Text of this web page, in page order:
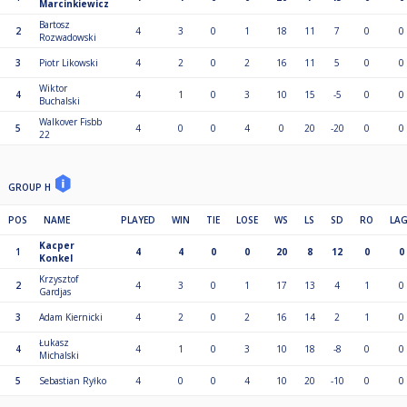
Marcinkiewicz
2
Bartosz
Rozwadowski
4 3 0 1 18 11 7 0 0
3 Piotr Likowski 4 2 0 2 16 11 5 0 0
4
Wiktor
Buchalski
4 1 0 3 10 15 -5 0 0
5
Walkover Fisbb
22
4 0 0 4 0 20 -20 0 0
GROUP H
POS NAME PLAYED WIN TIE LOSE WS LS SD RO
1
Kacper
Konkel
4 4 0 0 20 8 12 0 0
2
Krzysztof
Gardjas
4 3 0 1 17 13 4 1 0
3 Adam Kiernicki 4 2 0 2 16 14 2 1 0
4
Łukasz
Michalski
4 1 0 3 10 18 -8 0 0
5 Sebastian Ryłko 4 0 0 4 10 20 -10 0 0